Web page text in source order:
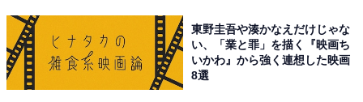
東野圭吾や湊かなえだけじゃな
い、「業と罪」を描く『映画ち
いかわ』から強く連想した映画
8選